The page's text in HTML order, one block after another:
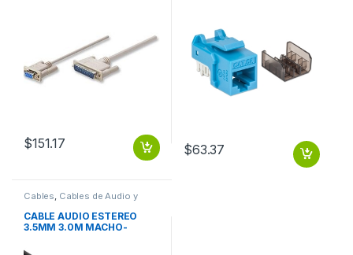
$151.17 $63.37
Cables, Cables de Audio y
CABLE AUDIO ESTEREO
3.5MM 3.0M MACHO-